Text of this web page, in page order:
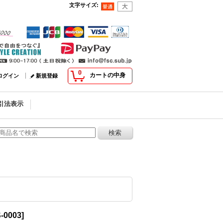
文字サイズ:
0 カートの中身
グイン 新規登録
法表示
0003]